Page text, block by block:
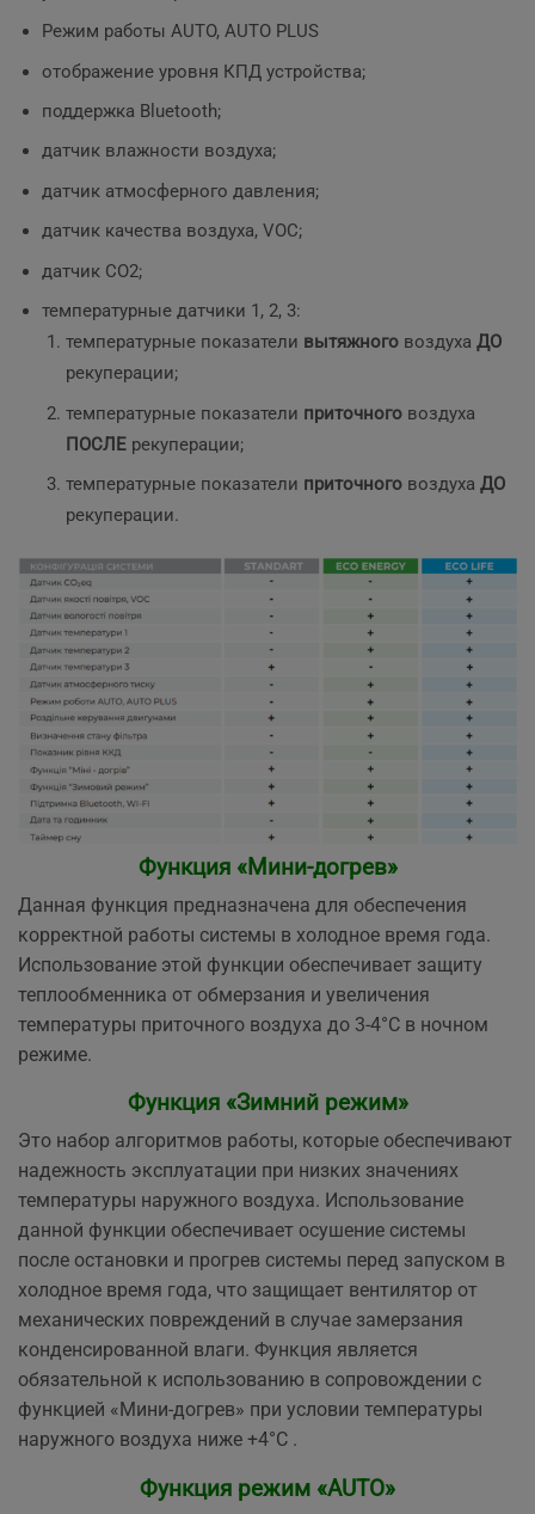
Режим работы AUTO, AUTO PLUS
отображение уровня КПД устройства;
поддержка Bluetooth;
датчик влажности воздуха;
датчик атмосферного давления;
датчик качества воздуха, VOC;
датчик CO2;
температурные датчики 1, 2, 3:
температурные показатели вытяжного воздуха ДО
рекуперации;
температурные показатели приточного воздуха
ПОСЛЕ рекуперации;
температурные показатели приточного воздуха ДО
рекуперации.
Функция «Мини-догрев»
Данная функция предназначена для обеспечения
корректной работы системы в холодное время года.
Использование этой функции обеспечивает защиту
теплообменника от обмерзания и увеличения
температуры приточного воздуха до 3-4°С в ночном
режиме.
Функция «Зимний режим»
Это набор алгоритмов работы, которые обеспечивают
надежность эксплуатации при низких значениях
температуры наружного воздуха. Использование
данной функции обеспечивает осушение системы
после остановки и прогрев системы перед запуском в
холодное время года, что защищает вентилятор от
механических повреждений в случае замерзания
конденсированной влаги. Функция является
обязательной к использованию в сопровождении с
функцией «Мини-догрев» при условии температуры
наружного воздуха ниже +4°С .
Функция режим «AUTO»